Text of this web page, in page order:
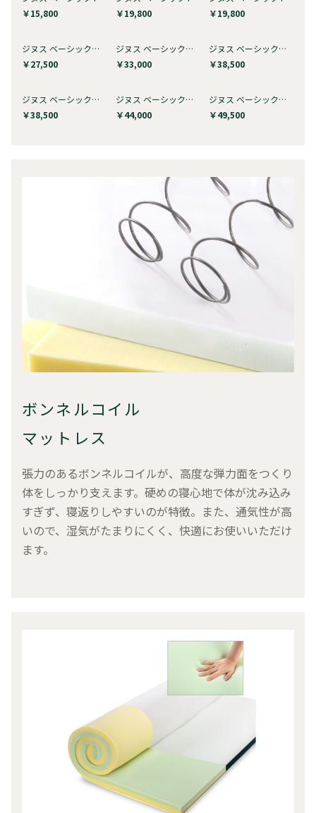
￥15,800
￥19,800
￥19,800
ジヌス ベーシック＋ ピロートップ i…
￥27,500
ジヌス ベーシック＋ ピロートップ i…
￥33,000
ジヌス ベーシック＋ ピロートップ i…
￥38,500
ジヌス ベーシック＋ ユーロトップ i…
￥38,500
ジヌス ベーシック＋ ユーロトップ i…
￥44,000
ジヌス ベーシック＋ ユーロトップ i…
￥49,500
ボンネルコイル
マットレス
張力のあるボンネルコイルが、高度な弾力面をつくり
体をしっかり支えます。硬めの寝心地で体が沈み込み
すぎず、寝返りしやすいのが特徴。また、通気性が高
いので、湿気がたまりにくく、快適にお使いいただけ
ます。